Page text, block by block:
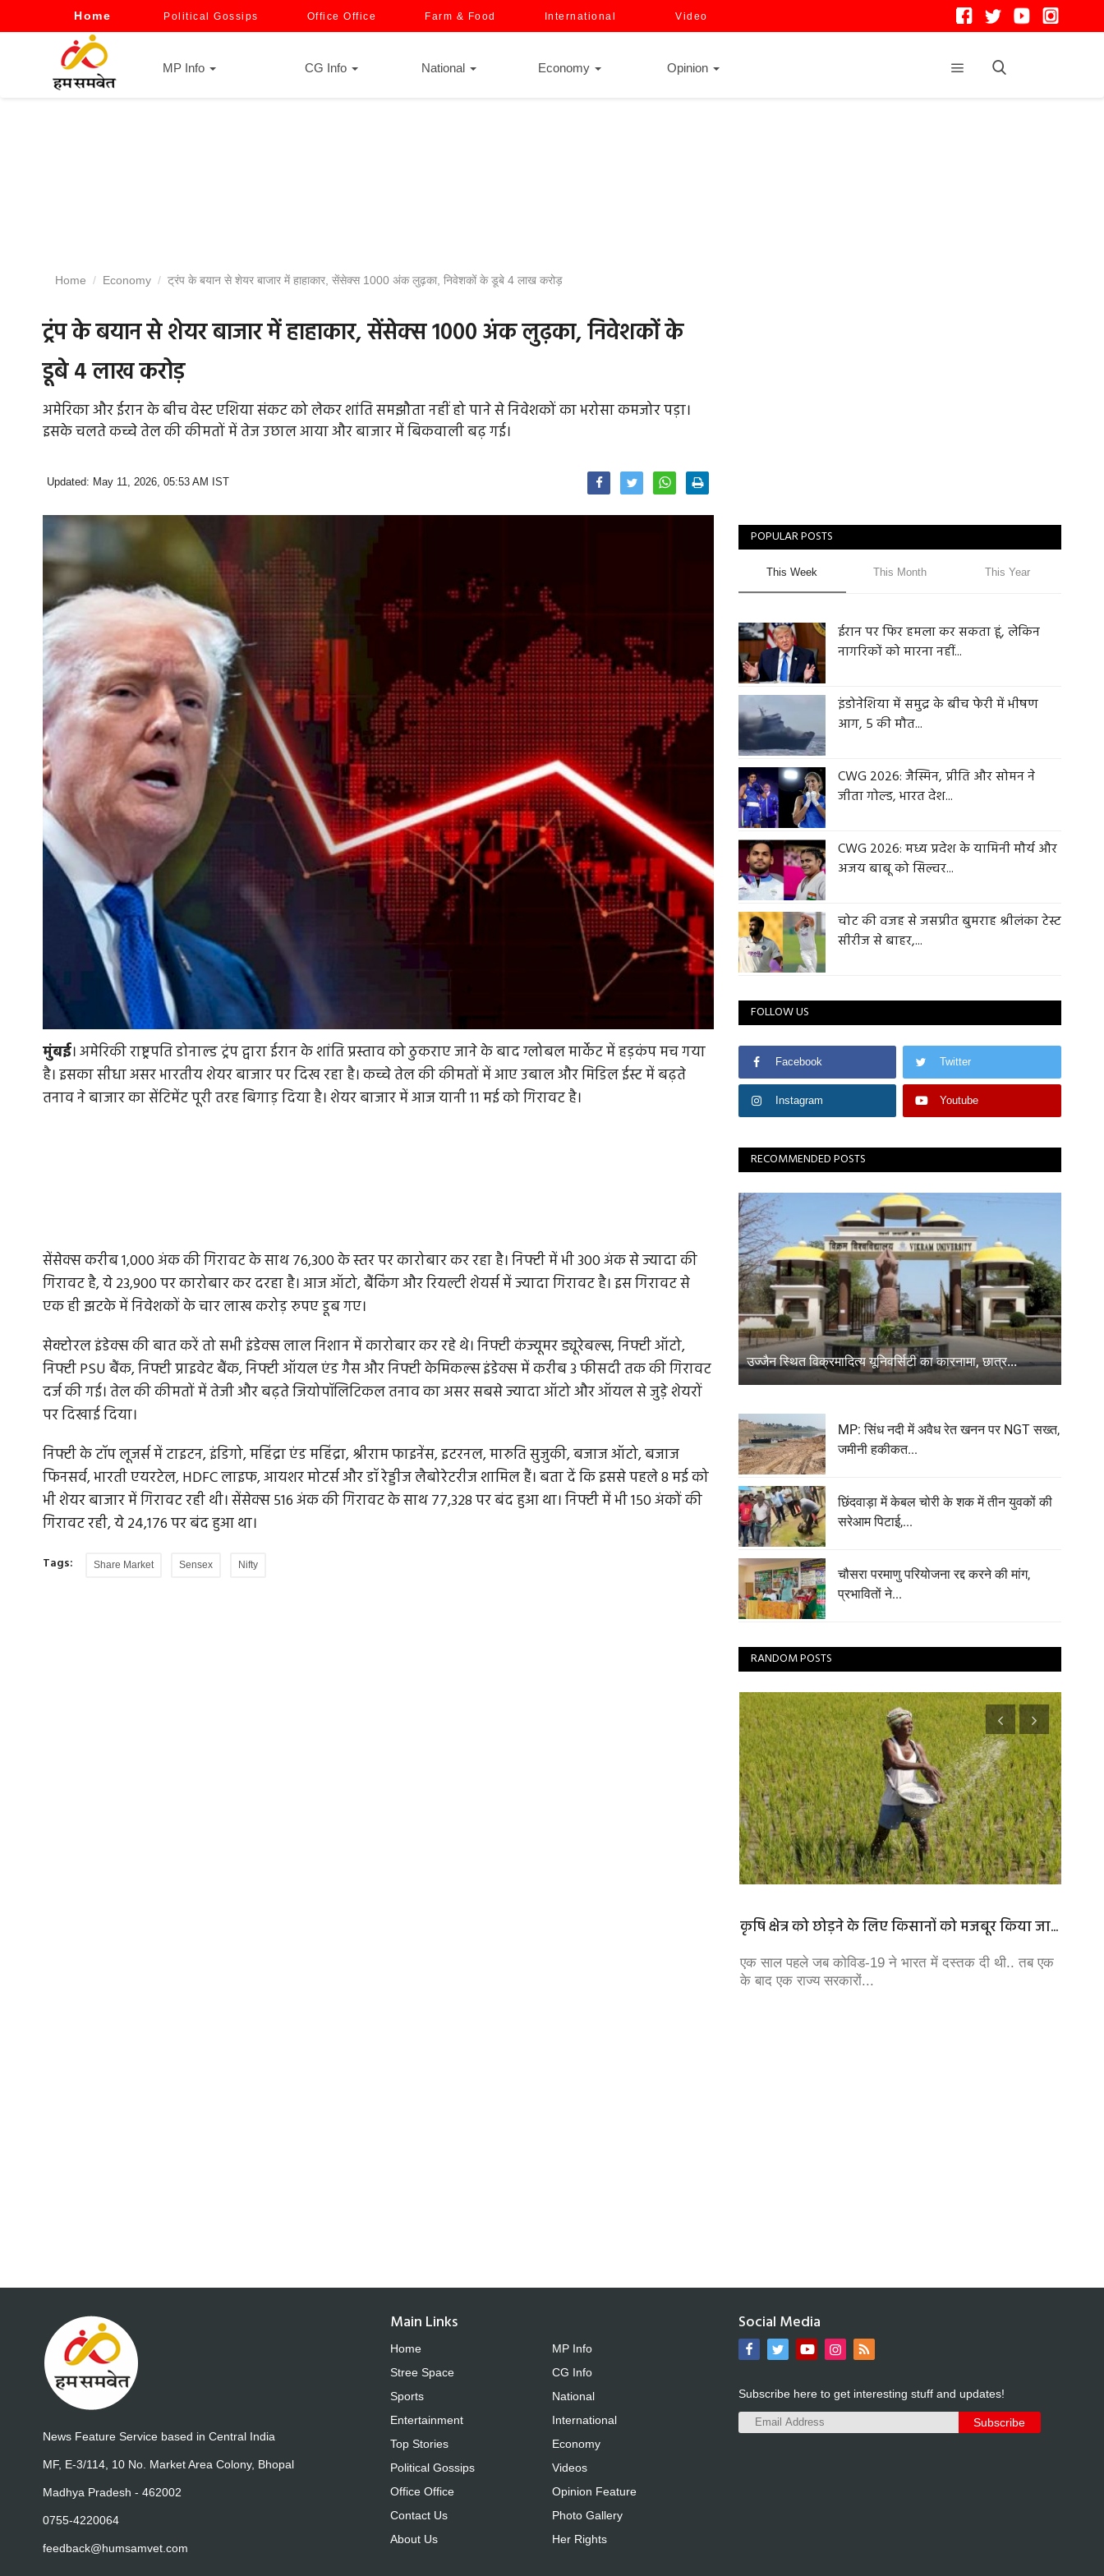
Home Political Gossips Office Office Farm & Food International Video
MP Info CG Info National Economy Opinion
Home Economy ट्रंप के बयान से शेयर बाजार में हाहाकार, सेंसेक्स 1000 अंक लुढ़का, निवेशकों के डूबे 4 लाख करोड़
ट्रंप के बयान से शेयर बाजार में हाहाकार, सेंसेक्स 1000 अंक लुढ़का, निवेशकों के
डूबे 4 लाख करोड़
अमेरिका और ईरान के बीच वेस्ट एशिया संकट को लेकर शांति समझौता नहीं हो पाने से निवेशकों का भरोसा कमजोर पड़ा।
इसके चलते कच्चे तेल की कीमतों में तेज उछाल आया और बाजार में बिकवाली बढ़ गई।
Updated: May 11, 2026, 05:53 AM IST
मुंबई। अमेरिकी राष्ट्रपति डोनाल्ड ट्रंप द्वारा ईरान के शांति प्रस्ताव को ठुकराए जाने के बाद ग्लोबल मार्केट में हड़कंप मच गया
है। इसका सीधा असर भारतीय शेयर बाजार पर दिख रहा है। कच्चे तेल की कीमतों में आए उबाल और मिडिल ईस्ट में बढ़ते
तनाव ने बाजार का सेंटिमेंट पूरी तरह बिगाड़ दिया है। शेयर बाजार में आज यानी 11 मई को गिरावट है।
सेंसेक्स करीब 1,000 अंक की गिरावट के साथ 76,300 के स्तर पर कारोबार कर रहा है। निफ्टी में भी 300 अंक से ज्यादा की
गिरावट है, ये 23,900 पर कारोबार कर दरहा है। आज ऑटो, बैंकिंग और रियल्टी शेयर्स में ज्यादा गिरावट है। इस गिरावट से
एक ही झटके में निवेशकों के चार लाख करोड़ रुपए डूब गए।
सेक्टोरल इंडेक्स की बात करें तो सभी इंडेक्स लाल निशान में कारोबार कर रहे थे। निफ्टी कंज्यूमर ड्यूरेबल्स, निफ्टी ऑटो,
निफ्टी PSU बैंक, निफ्टी प्राइवेट बैंक, निफ्टी ऑयल एंड गैस और निफ्टी केमिकल्स इंडेक्स में करीब 3 फीसदी तक की गिरावट
दर्ज की गई। तेल की कीमतों में तेजी और बढ़ते जियोपॉलिटिकल तनाव का असर सबसे ज्यादा ऑटो और ऑयल से जुड़े शेयरों
पर दिखाई दिया।
निफ्टी के टॉप लूजर्स में टाइटन, इंडिगो, महिंद्रा एंड महिंद्रा, श्रीराम फाइनेंस, इटरनल, मारुति सुजुकी, बजाज ऑटो, बजाज
फिनसर्व, भारती एयरटेल, HDFC लाइफ, आयशर मोटर्स और डॉ रेड्डीज लैबोरेटरीज शामिल हैं। बता दें कि इससे पहले 8 मई को
भी शेयर बाजार में गिरावट रही थी। सेंसेक्स 516 अंक की गिरावट के साथ 77,328 पर बंद हुआ था। निफ्टी में भी 150 अंकों की
गिरावट रही, ये 24,176 पर बंद हुआ था।
Tags: Share Market Sensex Nifty
POPULAR POSTS
This Week This Month This Year
ईरान पर फिर हमला कर सकता हूं, लेकिन
नागरिकों को मारना नहीं...
इंडोनेशिया में समुद्र के बीच फेरी में भीषण
आग, 5 की मौत...
CWG 2026: जैस्मिन, प्रीति और सोमन ने
जीता गोल्ड, भारत देश...
CWG 2026: मध्य प्रदेश के यामिनी मौर्य और
अजय बाबू को सिल्वर...
चोट की वजह से जसप्रीत बुमराह श्रीलंका टेस्ट
सीरीज से बाहर,...
FOLLOW US
Facebook Twitter
Instagram Youtube
RECOMMENDED POSTS
उज्जैन स्थित विक्रमादित्य यूनिवर्सिटी का कारनामा, छात्र...
MP: सिंध नदी में अवैध रेत खनन पर NGT सख्त,
जमीनी हकीकत...
छिंदवाड़ा में केबल चोरी के शक में तीन युवकों की
सरेआम पिटाई,...
चौसरा परमाणु परियोजना रद्द करने की मांग,
प्रभावितों ने...
RANDOM POSTS
कृषि क्षेत्र को छोड़ने के लिए किसानों को मजबूर किया जा...
एक साल पहले जब कोविड-19 ने भारत में दस्तक दी थी.. तब एक
के बाद एक राज्य सरकारों...
News Feature Service based in Central India
MF, E-3/114, 10 No. Market Area Colony, Bhopal
Madhya Pradesh - 462002
0755-4220064
feedback@humsamvet.com
Main Links
Home
Stree Space
Sports
Entertainment
Top Stories
Political Gossips
Office Office
Contact Us
About Us
MP Info
CG Info
National
International
Economy
Videos
Opinion Feature
Photo Gallery
Her Rights
Social Media
Subscribe here to get interesting stuff and updates!